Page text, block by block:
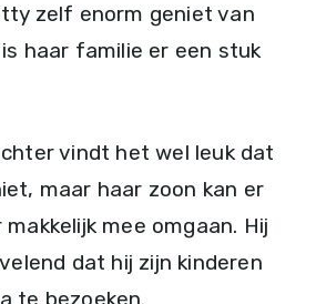
zelf enorm geniet van
haar familie er een stuk
vindt het wel leuk dat
maar haar zoon kan er
mee omgaan. Hij
dat hij zijn kinderen